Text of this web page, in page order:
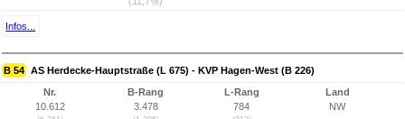
Infos...
B 54 AS Herdecke-Hauptstraße (L 675) - KVP Hagen-West (B 226)
Nr.
10.612
B-Rang
3.478
L-Rang
784
Land
NW